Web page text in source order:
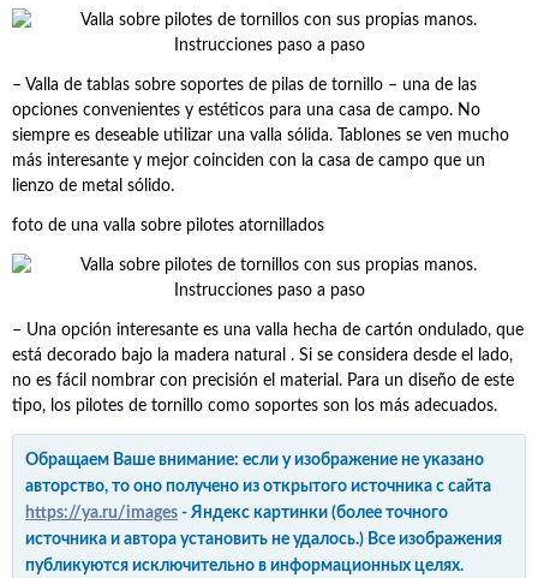
– Valla de tablas sobre soportes de pilas de tornillo – una de las
opciones convenientes y estéticos para una casa de campo. No
siempre es deseable utilizar una valla sólida. Tablones se ven mucho
más interesante y mejor coinciden con la casa de campo que un
lienzo de metal sólido.
foto de una valla sobre pilotes atornillados
– Una opción interesante es una valla hecha de cartón ondulado, que
está decorado bajo la madera natural . Si se considera desde el lado,
no es fácil nombrar con precisión el material. Para un diseño de este
tipo, los pilotes de tornillo como soportes son los más adecuados.
Обращаем Ваше внимание: если у изображение не указано
авторство, то оно получено из открытого источника с сайта
https://ya.ru/images - Яндекс картинки (более точного
источника и автора установить не удалось.) Все изображения
публикуются исключительно в информационных целях.